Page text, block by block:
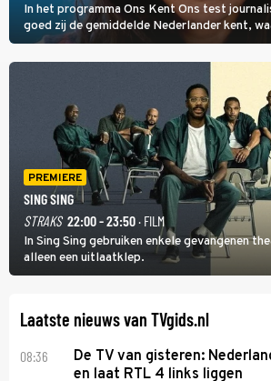
In het programma Ons Kent Ons test
goed zij de gemiddelde Nederlander kent,
hoofdredacteur van modebladen Glamour
rapper Keizer opneemt tegen Edson da
PREMIERE
SING SING
STRAKS 22:00 - 23:50· FILM
In Sing Sing gebruiken enkele gevangenen
alleen een uitlaatklep.
Laatste nieuws van TVgids.nl
08:36
De TV van gisteren:
en laat RTL 4 links liggen